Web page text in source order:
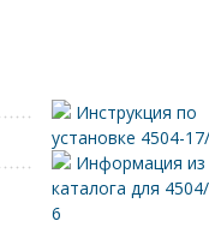
Инструкция по
установке 4504-
Информация из
каталога для
6